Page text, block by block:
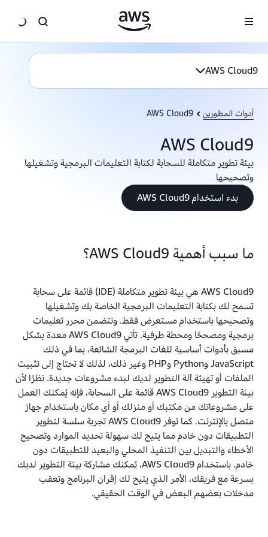
AWS Cloud9
أدوات المطورين AWS Cloud9
AWS Cloud9
بيئة تطوير متكاملة للسحابة لكتابة التعليمات البرمجية وتشغيلها
وتصحيحها
بدء استخدام AWS Cloud9
ما سبب أهمية AWS Cloud9؟
AWS Cloud9 هي بيئة تطوير متكاملة (IDE) قائمة على سحابة
تسمح لك بكتابة التعليمات البرمجية الخاصة بك وتشغيلها
وتصحيحها باستخدام مستعرض فقط. وتتضمن محرر تعليمات
برمجية ومصححًا ومحطة طرفية. تأتي AWS Cloud9 معدة بشكل
مسبق بأدوات أساسية للغات البرمجة الشائعة، بما في ذلك
JavaScript وPython وPHP وغير ذلك، لذلك لا تحتاج إلى تثبيت
الملفات أو تهيئة آلة التطوير لديك لبدء مشروعات جديدة. نظرًا لأن
بيئة التطوير AWS Cloud9 قائمة على السحابة، فإنه يُمكنك العمل
على مشروعاتك من مكتبك أو منزلك أو أي مكان باستخدام جهاز
متصل بالإنترنت. كما توفر AWS Cloud9 تجربة سلسة لتطوير
التطبيقات دون خادم مما يتيح لك سهولة تحديد الموارد وتصحيح
الأخطاء والتبديل بين التنفيذ المحلي والبعيد للتطبيقات دون
خادم. باستخدام AWS Cloud9، يُمكنك مشاركة بيئة التطوير لديك
بسرعة مع فريقك، الأمر الذي يتيح لك إقران البرنامج وتعقب
مدخلات بعضهم البعض في الوقت الحقيقي.